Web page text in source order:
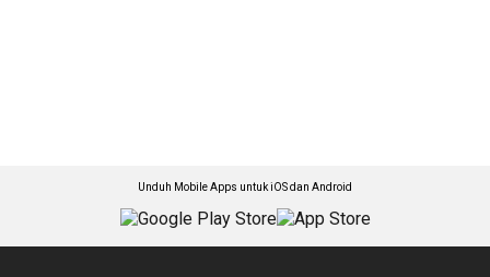
Unduh Mobile Apps untuk iOS dan Android